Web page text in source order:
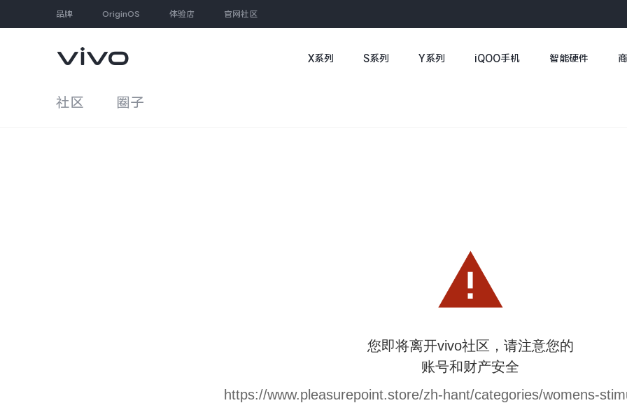
品牌 OriginOS 体验店 官网社区
X系列 S系列 Y系列 iQOO手机 智能硬件
社区 圈子
您即将离开vivo社区，请注意您的
账号和财产安全
https://www.pleasurepoint.store/zh-hant/categories/womens-